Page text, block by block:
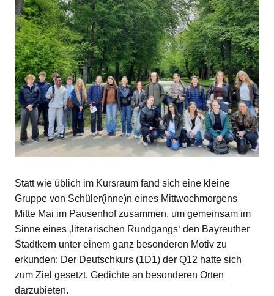
Statt wie üblich im Kursraum fand sich eine kleine
Gruppe von Schüler(inne)n eines Mittwochmorgens
Mitte Mai im Pausenhof zusammen, um gemeinsam im
Sinne eines ‚literarischen Rundgangs‘ den Bayreuther
Stadtkern unter einem ganz besonderen Motiv zu
erkunden: Der Deutschkurs (1D1) der Q12 hatte sich
zum Ziel gesetzt, Gedichte an besonderen Orten
darzubieten.